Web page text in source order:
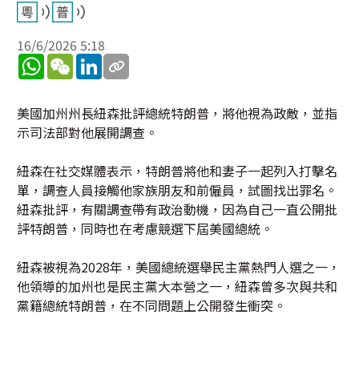
16/6/2026 5:18
WhatsApp
WeChatLinkedIn
美國加州州長紐森批評總統特朗普，將他視為政敵，並指
示司法部對他展開調查。
紐森在社交媒體表示，特朗普將他和妻子一起列入打擊名
單，調查人員接觸他家族朋友和前僱員，試圖找出罪名。
紐森批評，有關調查帶有政治動機，因為自己一直公開批
評特朗普，同時也在考慮競選下屆美國總統。
紐森被視為2028年，美國總統選舉民主黨熱門人選之一，
他領導的加州也是民主黨大本營之一，紐森曾多次與共和
黨籍總統特朗普，在不同問題上公開發生衝突。